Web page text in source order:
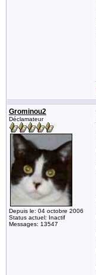
Grominou2
Déclamateur
Depuis le: 04 octobre 2006
Status actuel: Inactif
Messages: 13547